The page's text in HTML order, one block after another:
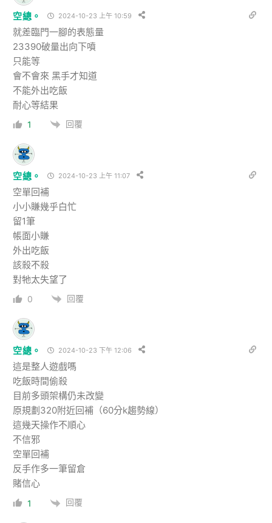
空總。 2024-10-23 上午 10:59
就差臨門一腳的表態量
23390破量出向下噴
只能等
會不會來 黑手才知道
不能外出吃飯
耐心等結果
1 回覆
空總。 2024-10-23 上午 11:07
空單回補
小小賺幾乎白忙
留1筆
帳面小賺
外出吃飯
該殺不殺
對牠太失望了
0 回覆
空總。 2024-10-23 下午 12:06
這是整人遊戲嗎
吃飯時間偷殺
目前多頭架構仍未改變
原規劃320附近回補（60分k趨勢線）
這幾天操作不順心
不信邪
空單回補
反手作多一筆留倉
賭信心
1 回覆